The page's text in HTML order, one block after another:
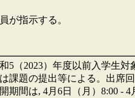
が指示する。
5（2023）年度以前入学生対
課題の提出等による。出席
期間は, 4月6日（月）8:00 -